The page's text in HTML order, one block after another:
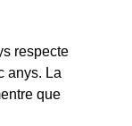
respecte
anys. La
que